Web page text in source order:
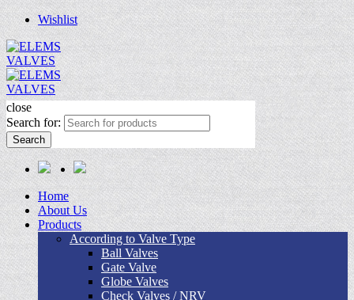
Wishlist
close
Search for:
Search
Home
About Us
Products
According to Valve Type
Ball Valves
Gate Valve
Globe Valves
Check Valves / NRV